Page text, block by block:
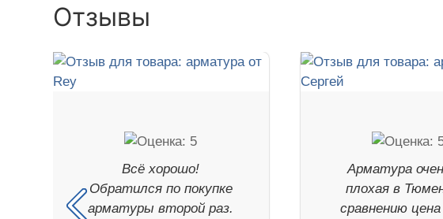
Отзывы
Всё хорошо!
Обратился по покупке
арматуры второй раз.
Арматура
плохая в
сравнению